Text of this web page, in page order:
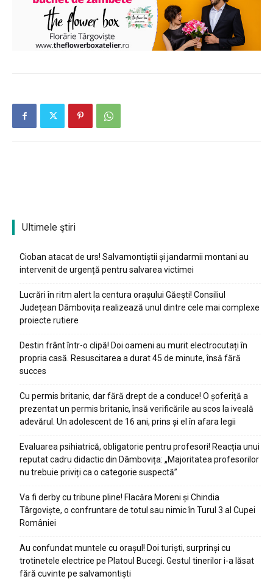
Ultimele ştiri
Cioban atacat de urs! Salvamontiștii și jandarmii montani au
intervenit de urgență pentru salvarea victimei
Lucrări în ritm alert la centura orașului Găești! Consiliul
Județean Dâmbovița realizează unul dintre cele mai complexe
proiecte rutiere
Destin frânt într-o clipă! Doi oameni au murit electrocutați în
propria casă. Resuscitarea a durat 45 de minute, însă fără
succes
Cu permis britanic, dar fără drept de a conduce! O șoferiță a
prezentat un permis britanic, însă verificările au scos la iveală
adevărul. Un adolescent de 16 ani, prins și el în afara legii
Evaluarea psihiatrică, obligatorie pentru profesori! Reacția unui
reputat cadru didactic din Dâmbovița: „Majoritatea profesorilor
nu trebuie priviți ca o categorie suspectă”
Va fi derby cu tribune pline! Flacăra Moreni și Chindia
Târgoviște, o confruntare de totul sau nimic în Turul 3 al Cupei
României
Au confundat muntele cu orașul! Doi turiști, surprinși cu
trotinetele electrice pe Platoul Bucegi. Gestul tinerilor i-a lăsat
fără cuvinte pe salvamontiști